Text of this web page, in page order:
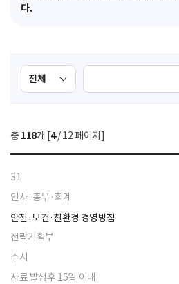
다.
검
색
선
택
색
총 118개 [4/ 12 페이지]
31
인사·총무·회계
안전·보건·친환경 경영방침
전략기획부
수시
자료 발생후 15일 이내